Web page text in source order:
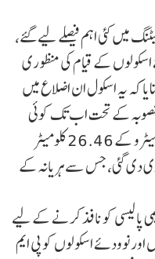
میں کئی اہم فیصلے لیے گئے،
اور 28 نوودئے اسکولوں کے قیام کی منظوری
کہ یہ اسکول ان اضلاع میں
کے تحت اب تک کوئی
اسکول نہیں ہے۔ اس کے ساتھ ہی دہلی میٹرو کے 26.46 کلومیٹر
دی گئی، جس سے ہریانہ کے
پالیسی کو نافذ کرنے کے لیے
اور نوودئے اسکولوں کو پی ایم